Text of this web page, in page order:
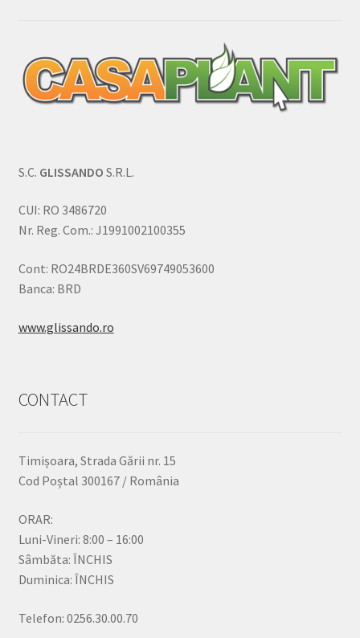
S.C. GLISSANDO S.R.L.
CUI: RO 3486720
Nr. Reg. Com.: J1991002100355
Cont: RO24BRDE360SV69749053600
Banca: BRD
www.glissando.ro
CONTACT
Timișoara, Strada Gării nr. 15
Cod Poștal 300167 / România
ORAR:
Luni-Vineri: 8:00 – 16:00
Sâmbăta: ÎNCHIS
Duminica: ÎNCHIS
Telefon: 0256.30.00.70